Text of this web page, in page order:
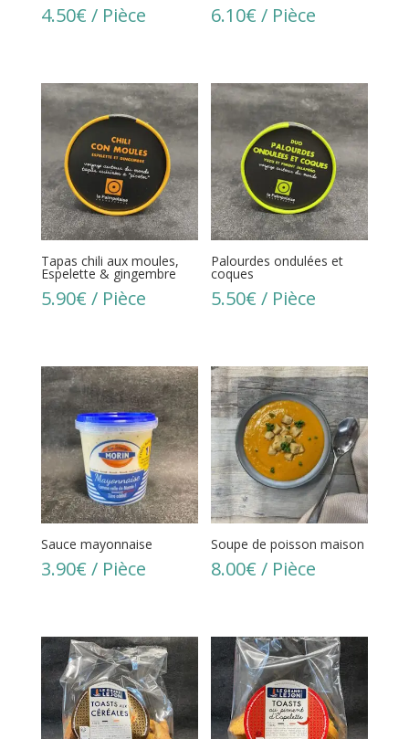
4.50€ / Pièce 6.10€ / Pièce
Tapas chili aux moules,
Espelette & gingembre
5.90€ / Pièce
Palourdes ondulées et
coques
5.50€ / Pièce
Sauce mayonnaise
3.90€ / Pièce
Soupe de poisson maison
8.00€ / Pièce